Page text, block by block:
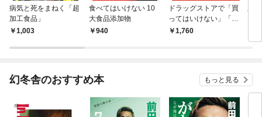
病気と死をまねく「超
加工食品」
1,003
食べてはいけない 10
大食品添加物
940
ドラッグストアで「買
ってはいけない」「買
ってもいい」商品
1,760
新
幻冬舎のおすすめ本 もっと見る